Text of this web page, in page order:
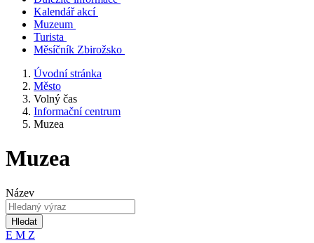
Kalendář akcí
Muzeum
Turista
Měsíčník Zbirožsko
Úvodní stránka
Město
Volný čas
Informační centrum
Muzea
Muzea
Název
Hledat
E M Z